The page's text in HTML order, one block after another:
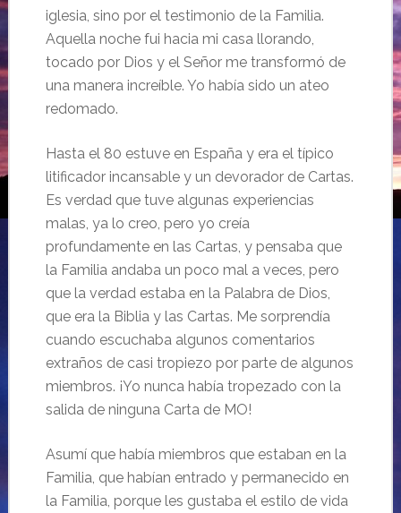
iglesia, sino por el testimonio de la Familia.
Aquella noche fui hacia mi casa llorando,
tocado por Dios y el Señor me transformó de
una manera increíble. Yo había sido un ateo
redomado.
Hasta el 80 estuve en España y era el típico
litificador incansable y un devorador de Cartas.
Es verdad que tuve algunas experiencias
malas, ya lo creo, pero yo creía
profundamente en las Cartas, y pensaba que
la Familia andaba un poco mal a veces, pero
que la verdad estaba en la Palabra de Dios,
que era la Biblia y las Cartas. Me sorprendía
cuando escuchaba algunos comentarios
extraños de casi tropiezo por parte de algunos
miembros. ¡Yo nunca había tropezado con la
salida de ninguna Carta de MO!
Asumí que había miembros que estaban en la
Familia, que habían entrado y permanecido en
la Familia, porque les gustaba el estilo de vida